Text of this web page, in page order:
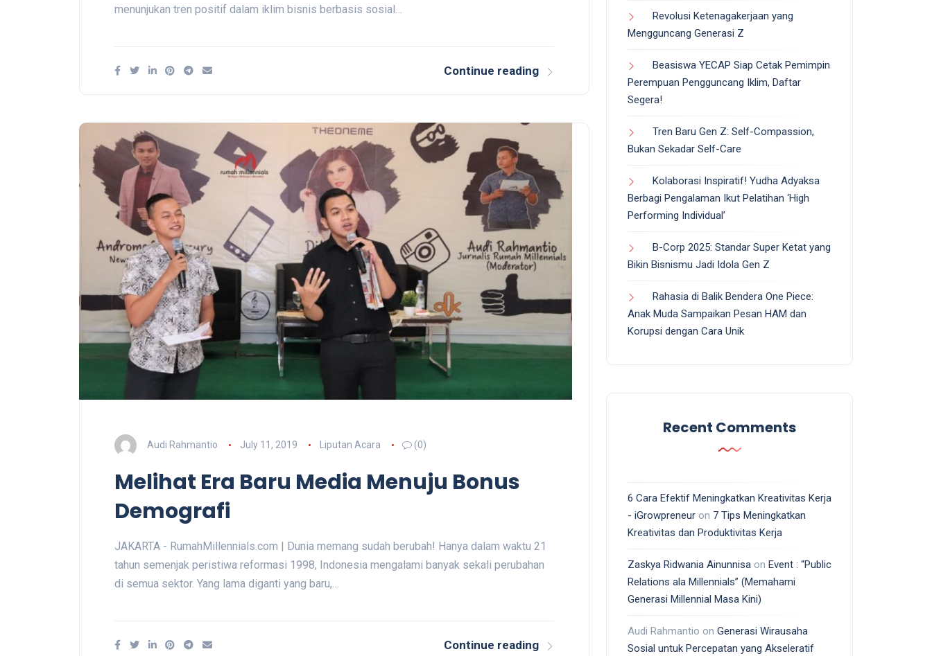
menunjukan tren positif dalam iklim bisnis berbasis sosial…
Continue reading
Audi Rahmantio July 11, 2019 Liputan Acara (0)
Melihat Era Baru Media Menuju Bonus
Demografi
JAKARTA - RumahMillennials.com | Dunia memang sudah berubah! Hanya dalam waktu 21
tahun semenjak peristiwa reformasi 1998, Indonesia mengalami banyak sekali perubahan
di semua sektor. Yang lama diganti yang baru,…
Continue reading
Revolusi Ketenagakerjaan yang
Mengguncang Generasi Z
Beasiswa YECAP Siap Cetak Pemimpin
Perempuan Pengguncang Iklim, Daftar
Segera!
Tren Baru Gen Z: Self-Compassion,
Bukan Sekadar Self-Care
Kolaborasi Inspiratif! Yudha Adyaksa
Berbagi Pengalaman Ikut Pelatihan ‘High
Performing Individual’
B-Corp 2025: Standar Super Ketat yang
Bikin Bisnismu Jadi Idola Gen Z
Rahasia di Balik Bendera One Piece:
Anak Muda Sampaikan Pesan HAM dan
Korupsi dengan Cara Unik
Recent Comments
6 Cara Efektif Meningkatkan Kreativitas Kerja
- iGrowpreneur on 7 Tips Meningkatkan
Kreativitas dan Produktivitas Kerja
Zaskya Ridwania Ainunnisa on Event : “Public
Relations ala Millennials” (Memahami
Generasi Millennial Masa Kini)
Audi Rahmantio on Generasi Wirausaha
Sosial untuk Percepatan yang Akseleratif